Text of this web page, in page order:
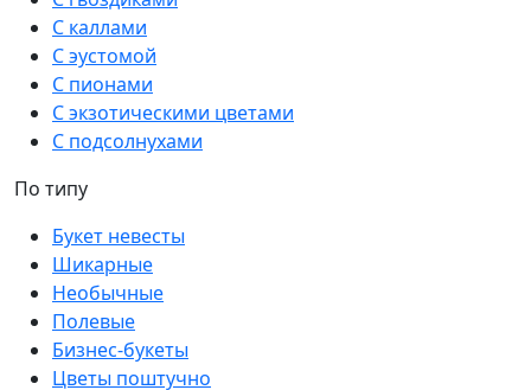
С каллами
С эустомой
С пионами
С экзотическими цветами
С подсолнухами
По типу
Букет невесты
Шикарные
Необычные
Полевые
Бизнес-букеты
Цветы поштучно